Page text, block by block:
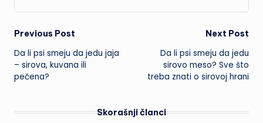
Post
navigation
Previous Post
Da li psi smeju da jedu jaja
– sirova, kuvana ili
pečena?
Next Post
Da li psi smeju da jedu
sirovo meso? Sve što
treba znati o sirovoj hrani
Skorašnji članci